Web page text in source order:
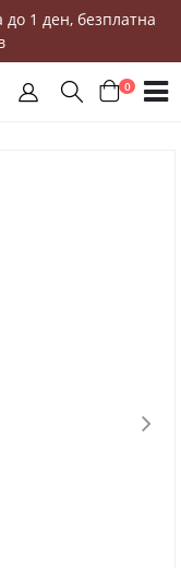
1 ден, безплатна
0